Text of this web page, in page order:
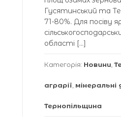
Гусятинський та
71-80%. Для посіву
області […]
Категорія: Новини
аграрії мінеральні
Тернопільщина